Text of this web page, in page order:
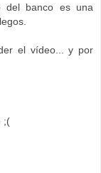
del banco es una
el vídeo... y por
;(